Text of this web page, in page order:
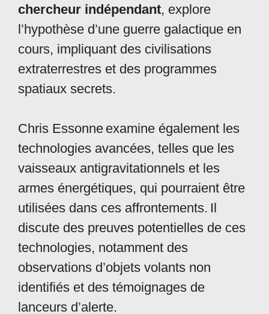
chercheur indépendant, explore
l’hypothèse d’une guerre galactique en
cours, impliquant des civilisations
extraterrestres et des programmes
spatiaux secrets.
Chris Essonne examine également les
technologies avancées, telles que les
vaisseaux antigravitationnels et les
armes énergétiques, qui pourraient être
utilisées dans ces affrontements. Il
discute des preuves potentielles de ces
technologies, notamment des
observations d’objets volants non
identifiés et des témoignages de
lanceurs d’alerte.